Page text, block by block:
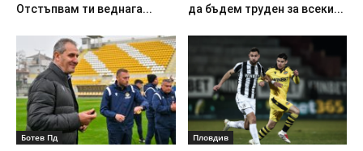
Отстъпвам ти веднага...
да бъдем труден за всеки...
Ботев Пд Пловдив